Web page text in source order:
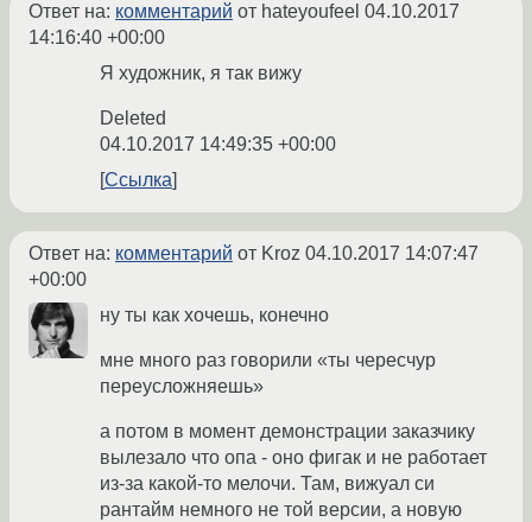
Ответ на: комментарий от hateyoufeel 04.10.2017
14:16:40 +00:00
Я художник, я так вижу
Deleted
04.10.2017 14:49:35 +00:00
Ссылка
Ответ на: комментарий от Kroz 04.10.2017 14:07:47
+00:00
ну ты как хочешь, конечно
мне много раз говорили «ты чересчур
переусложняешь»
а потом в момент демонстрации заказчику
вылезало что опа - оно фигак и не работает
из-за какой-то мелочи. Там, вижуал си
рантайм немного не той версии, а новую